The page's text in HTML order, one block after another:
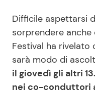
Difficile aspettarsi
sorprendere anche
Festival ha rivelato
sarà modo di
il giovedì gli altri 13.
nei co-conduttori